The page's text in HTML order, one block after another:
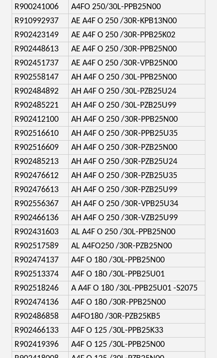
R900241006
A4FO 250/30L-PPB25N00
R910992937
AE A4F O 250 /30R-KPB13N00
R902423149
AE A4F O 250 /30R-PPB25K02
R902448613
AE A4F O 250 /30R-PPB25N00
R902451737
AE A4F O 250 /30R-VPB25N00
R902558147
AH A4F O 250 /30L-PPB25N00
R902484892
AH A4F O 250 /30L-PZB25U24
R902485221
AH A4F O 250 /30L-PZB25U99
R902412100
AH A4F O 250 /30R-PPB25N00
R902516610
AH A4F O 250 /30R-PPB25U35
R902516609
AH A4F O 250 /30R-PZB25N00
R902485213
AH A4F O 250 /30R-PZB25U24
R902476612
AH A4F O 250 /30R-PZB25U35
R902476613
AH A4F O 250 /30R-PZB25U99
R902556367
AH A4F O 250 /30R-VPB25U34
R902466136
AH A4F O 250 /30R-VZB25U99
R902431603
AL A4F O 250 /30L-PPB25N00
R902517589
AL A4FO250 /30R-PZB25N00
R902474137
A4F O 180 /30L-PPB25N00
R902513374
A4F O 180 /30L-PPB25U01
R902518246
A A4F O 180 /30L-PPB25U01 -S2075
R902474136
A4F O 180 /30R-PPB25N00
R902486858
A4FO180 /30R-PZB25KB5
R902466133
A4F O 125 /30L-PPB25K33
R902419396
A4F O 125 /30L-PPB25N00